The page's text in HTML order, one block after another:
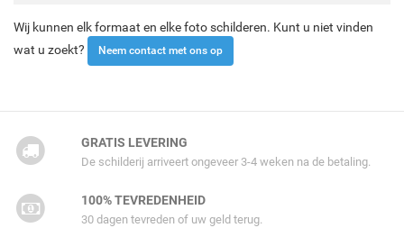
Wij kunnen elk formaat en elke foto schilderen. Kunt u niet vinden
wat u zoekt?
Neem contact met ons op
GRATIS LEVERING
De schilderij arriveert ongeveer 3-4 weken na de betaling.
100% TEVREDENHEID
30 dagen tevreden of uw geld terug.